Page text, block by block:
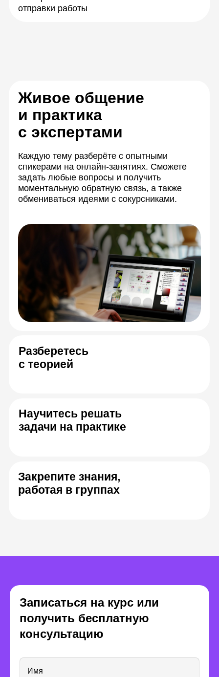
Записаться на курс или
получить бесплатную
консультацию
Имя
Спикеры онлайн-
CRM-маркетинга